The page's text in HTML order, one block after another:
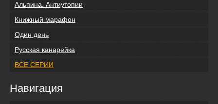
Альпина. Антиутопии
Книжный марафон
Один день
Русская канарейка
ВСЕ СЕРИИ
Навигация